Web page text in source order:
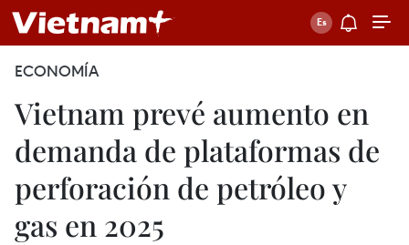
ECONOMÍA
Vietnam prevé aumento en
demanda de plataformas de
perforación de petróleo y
gas en 2025